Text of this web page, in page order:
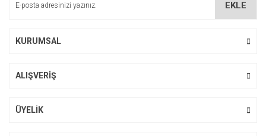
EKLE
KURUMSAL
ALIŞVERİŞ
ÜYELİK